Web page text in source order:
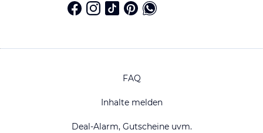
FAQ
Inhalte melden
Deal-Alarm, Gutscheine uvm.